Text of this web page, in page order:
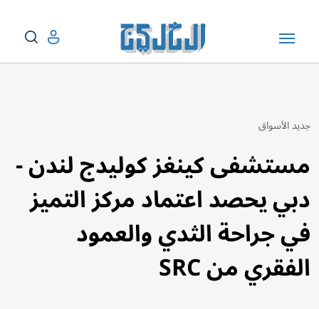
جديد الأسواق
مستشفى كينغز كوليدج لندن -
دبي يحصد اعتماد مركز التميز
في جراحة الثدي والعمود
الفقري من SRC